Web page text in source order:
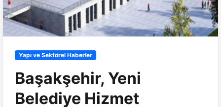
Yapı ve Sektörel Haberler
Başakşehir, Yeni
Belediye Hizmet